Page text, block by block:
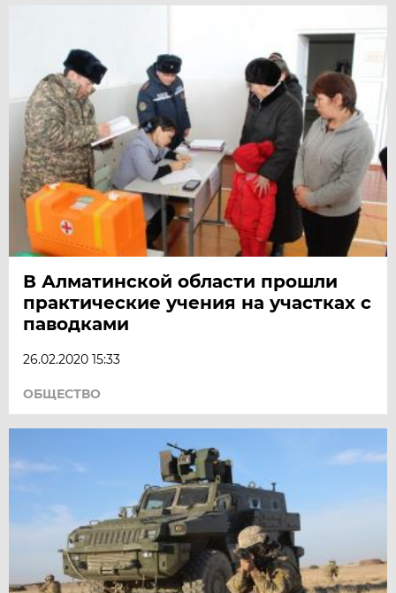
В Алматинской области прошли
практические учения на участках с
паводками
26.02.2020 15:33
ОБЩЕСТВО